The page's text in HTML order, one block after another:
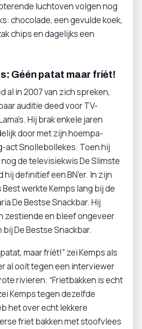
luchtoven volgen nog
chocolade, een gevulde koek,
chips en dagelijks een
Géén patat maar fríét!
al in 2007 van zich spreken,
auditie deed voor TV-
Hij brak enkele jaren
door met zijn hoempa-
act Snollebollekes. Toen hij
de televisiekwis De Slimste
hij definitief een BN’er. In zijn
werkte Kemps lang bij de
De Bestse Snackbar. Hij
zestiende en bleef ongeveer
bij De Bestse Snackbar.
maar fríét!” zei Kemps als
al ooit tegen een interviewer
rivieren. “Frietbakken is echt
Kemps tegen dezelfde
het over echt lekkere
friet bakken met stoofvlees